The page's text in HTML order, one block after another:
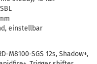
einstellbar
M8100-SGS 12s, Shadow+,